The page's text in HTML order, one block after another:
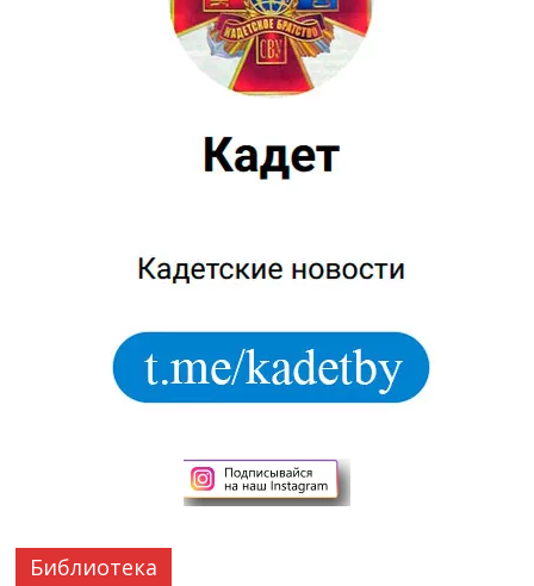
Библиотека